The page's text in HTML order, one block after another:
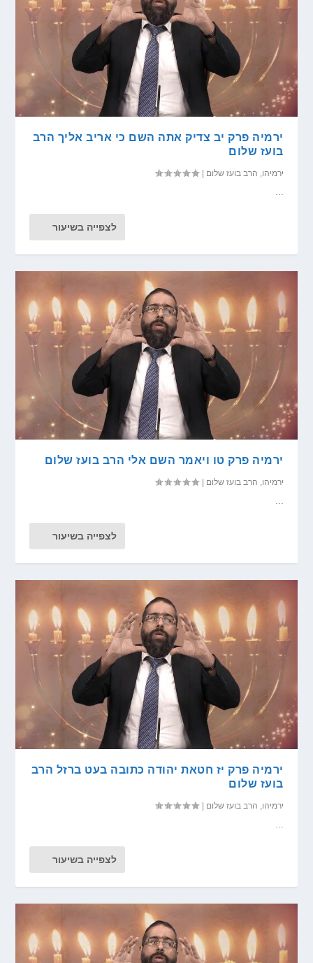
ירמיה פרק יב צדיק אתה השם כי אריב אליך הרב
בועז שלום
ירמיהו הרב בועז שלום |
לצפייה בשיעור
ירמיה פרק טו ויאמר השם אלי הרב בועז שלום
ירמיהו, הרב בועז שלום |
...
לצפייה בשיעור
ירמיה פרק יז חטאת יהודה כתובה בעט ברזל הרב
בועז שלום
ירמיהו, הרב בועז שלום |
לצפייה בשיעור